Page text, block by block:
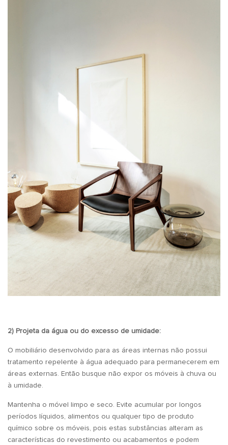
2) Projeta da água ou do excesso de umidade:
O mobiliário desenvolvido para as áreas internas não possui
tratamento repelente à água adequado para permanecerem em
áreas externas. Então busque não expor os móveis à chuva ou
à umidade.
Mantenha o móvel limpo e seco. Evite acumular por longos
períodos líquidos, alimentos ou qualquer tipo de produto
químico sobre os móveis, pois estas substâncias alteram as
características do revestimento ou acabamentos e podem